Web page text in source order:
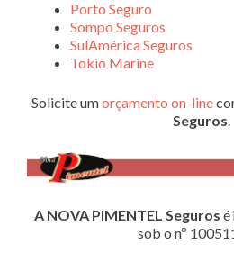
Porto Seguro
Sompo Seguros
SulAmérica Seguros
Tokio Marine
Solicite umorçamento on-line
Seguros.
A NOVA PIMENTEL Seguros é
sob o nº